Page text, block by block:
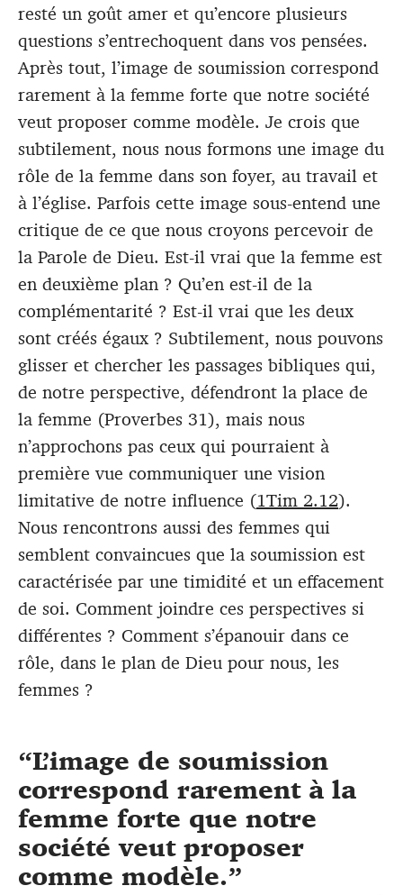
resté un goût amer et qu’encore plusieurs
questions s’entrechoquent dans vos pensées.
Après tout, l’image de soumission correspond
rarement à la femme forte que notre société
veut proposer comme modèle. Je crois que
subtilement, nous nous formons une image du
rôle de la femme dans son foyer, au travail et
à l’église. Parfois cette image sous-entend une
critique de ce que nous croyons percevoir de
la Parole de Dieu. Est-il vrai que la femme est
en deuxième plan ? Qu’en est-il de la
complémentarité ? Est-il vrai que les deux
sont créés égaux ? Subtilement, nous pouvons
glisser et chercher les passages bibliques qui,
de notre perspective, défendront la place de
la femme (Proverbes 31), mais nous
n’approchons pas ceux qui pourraient à
première vue communiquer une vision
limitative de notre influence (1Tim 2.12).
Nous rencontrons aussi des femmes qui
semblent convaincues que la soumission est
caractérisée par une timidité et un effacement
de soi. Comment joindre ces perspectives si
différentes ? Comment s’épanouir dans ce
rôle, dans le plan de Dieu pour nous, les
femmes ?
L’image de soumission
correspond rarement à la
femme forte que notre
société veut proposer
comme modèle.